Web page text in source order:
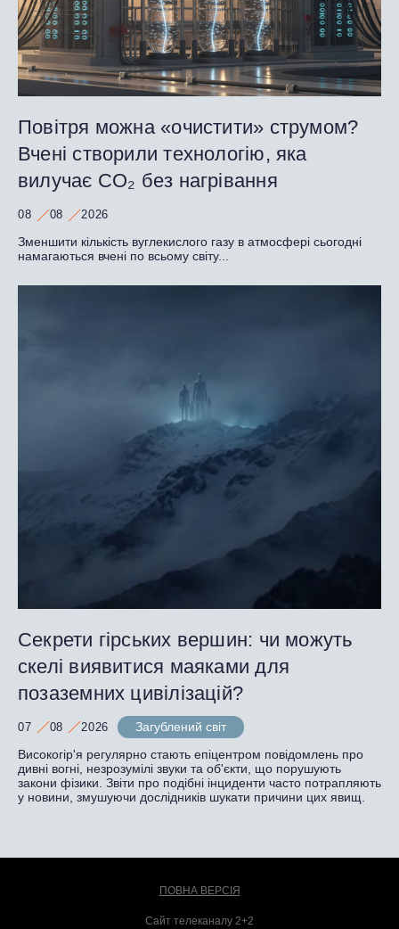
Повітря можна «очистити» струмом?
Вчені створили технологію, яка
вилучає CO₂ без нагрівання
08 08 2026
Зменшити кількість вуглекислого газу в атмосфері сьогодні
намагаються вчені по всьому світу...
Секрети гірських вершин: чи можуть
скелі виявитися маяками для
позаземних цивілізацій?
07 08 2026
Загублений світ
Високогір'я регулярно стають епіцентром повідомлень про
дивні вогні, незрозумілі звуки та об'єкти, що порушують
закони фізики. Звіти про подібні інциденти часто потрапляють
у новини, змушуючи дослідників шукати причини цих явищ.
ПОВНА ВЕРСІЯ
Сайт телеканалу 2+2